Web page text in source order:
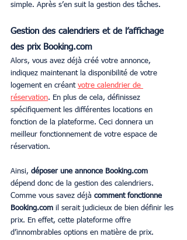
simple. Après s’en suit la gestion des tâches.
Gestion des calendriers et de l’affichage
des prix Booking.com
Alors, vous avez déjà créé votre annonce,
indiquez maintenant la disponibilité de votre
logement en créant votre calendrier de
réservation. En plus de cela, définissez
spécifiquement les différentes locations en
fonction de la plateforme. Ceci donnera un
meilleur fonctionnement de votre espace de
réservation.
Ainsi, déposer une annonce Booking.com
dépend donc de la gestion des calendriers.
Comme vous savez déjà comment fonctionne
Booking.com il serait judicieux de bien définir les
prix. En effet, cette plateforme offre
d’innombrables options en matière de prix.